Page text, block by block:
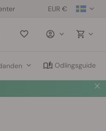
EUR €
Saved
Odlingsguide